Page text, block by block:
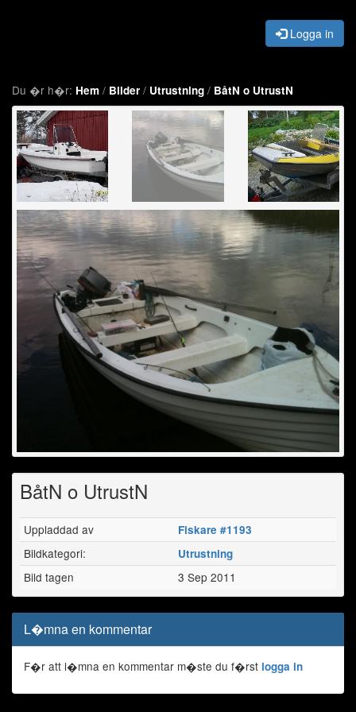
Logga in
Du �r h�r: Hem / Bilder / Utrustning / BåtN o UtrustN
BåtN o UtrustN
Uppladdad av Fiskare #1193
Bildkategori: Utrustning
Bild tagen 3 Sep 2011
L�mna en kommentar
F�r att l�mna en kommentar m�ste du f�rst logga in